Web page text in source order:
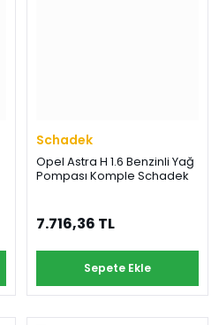
Schadek
Opel Astra H 1.6 Benzinli Yağ
Pompası Komple Schadek
7.716,36 TL
Sepete Ekle